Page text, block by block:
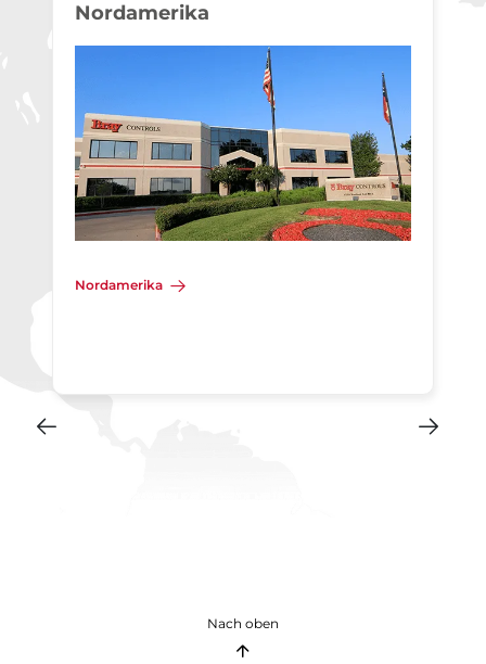
Nordamerika
Nordamerika
Nach oben